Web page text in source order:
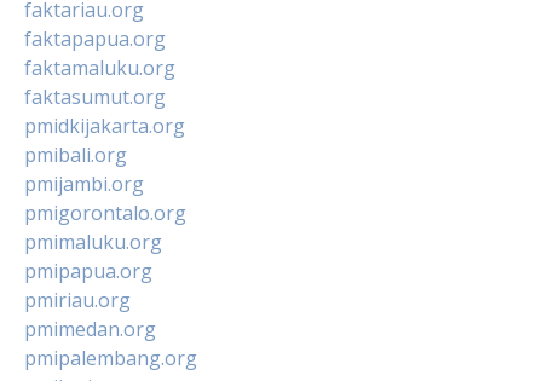
faktariau.org
faktapapua.org
faktamaluku.org
faktasumut.org
pmidkijakarta.org
pmibali.org
pmijambi.org
pmigorontalo.org
pmimaluku.org
pmipapua.org
pmiriau.org
pmimedan.org
pmipalembang.org